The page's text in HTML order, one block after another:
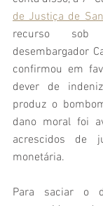
de Justiça de
recurso
desembargador
confirmou em
dever de
produz o
dano moral foi
acrescidos de
monetária.
Para saciar o